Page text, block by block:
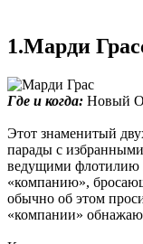
1.Марди
Где и когда: Новый
Этот знаменитый
парады с
ведущими флотилию
«компанию»,
обычно об этом
«компании»